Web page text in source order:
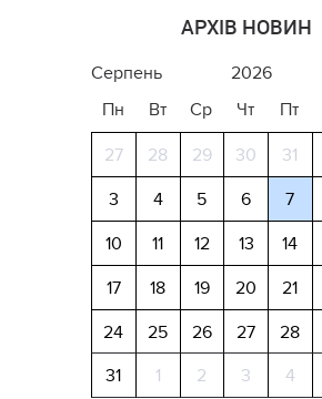
АРХІВ НОВИН
серпень
2026
Пн
Вт Ср Чт Пт
27 28 29 30 31
3
4 5 6 7
10
11 12 13 14
17
18 19 20 21
24
25 26 27 28
31
1 2 3 4